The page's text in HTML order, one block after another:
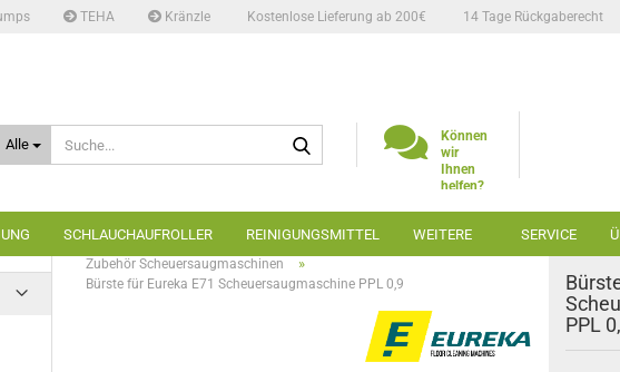
TEHA Kränzle Kostenlose Lieferung ab 200€ 14 Tage Rückgaberecht
Alle
Können
wir
Ihnen
helfen?
6666
SCHLAUCHAUFROLLER REINIGUNGSMITTEL SERVICE
WEITERE
Startseite » Bodenreinigung » Scheuersaugmaschinen »
Zubehör Scheuersaugmaschinen »
Bürste für Eureka E71 Scheuersaugmaschine PPL 0,9
PPL